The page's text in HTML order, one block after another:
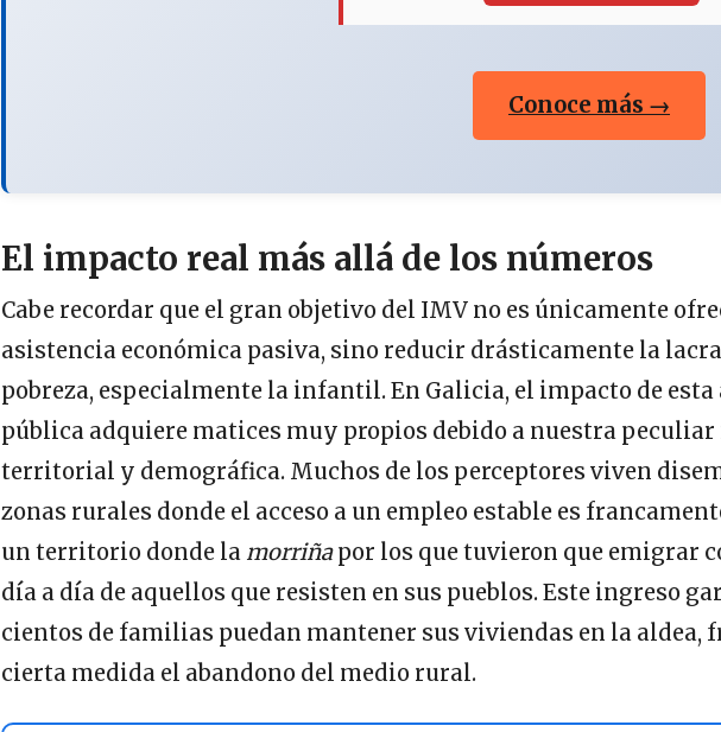
Conoce más →
El impacto real más allá de los números
Cabe recordar que el gran objetivo del IMV no es únicamente
asistencia económica pasiva, sino reducir drásticamente la
pobreza, especialmente la infantil. En Galicia, el impacto de esta
pública adquiere matices muy propios debido a nuestra
territorial y demográfica. Muchos de los perceptores viven
zonas rurales donde el acceso a un empleo estable es
un territorio donde la morriñapor los que tuvieron que emigrar
día a día de aquellos que resisten en sus pueblos. Este ingreso
cientos de familias puedan mantener sus viviendas en la aldea,
cierta medida el abandono del medio rural.